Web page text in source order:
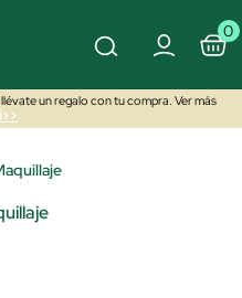
0
un regalo con tu compra. Ver más